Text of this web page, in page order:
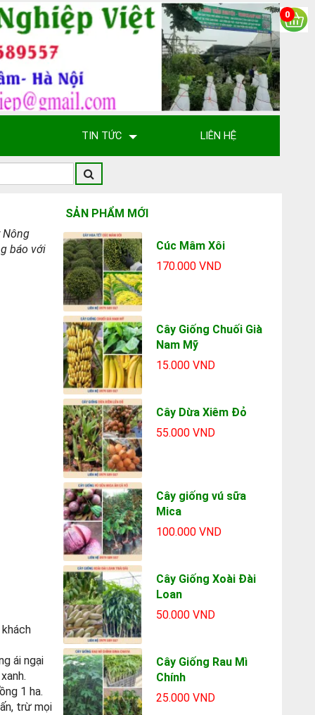
TIN TỨC LIÊN HỆ
0
Nông
báo với
ái ngại
1 ha.
trừ mọi
SẢN PHẨM MỚI
Cúc Mâm Xôi
170.000 VND
Cây Giống Chuối Già
Nam Mỹ
15.000 VND
Cây Dừa Xiêm Đỏ
55.000 VND
Cây giống vú sữa
Mica
100.000 VND
Cây Giống Xoài Đài
Loan
50.000 VND
Cây Giống Rau Mì
Chính
25.000 VND